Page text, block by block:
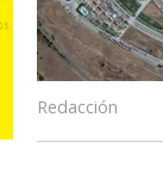
Redacción